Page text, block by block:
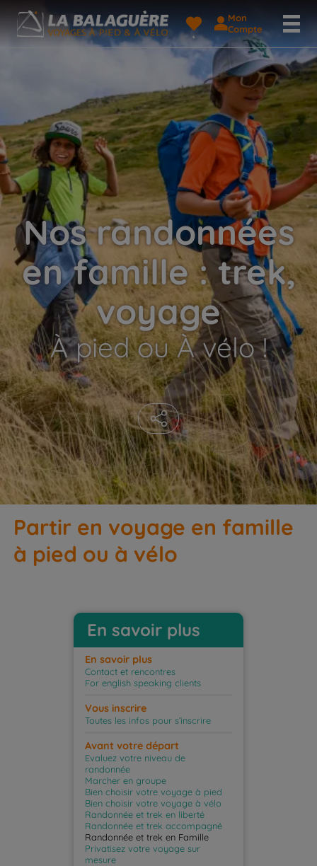
Mon
Compte
Nos randonnées
en famille : trek,
voyage
À pied ou À vélo !
Partir en voyage en famille
à pied ou à vélo
En savoir plus
En savoir plus
Contact et rencontres
For english speaking clients
Vous inscrire
Toutes les infos pour s’inscrire
Avant votre départ
Evaluez votre niveau de
randonnée
Marcher en groupe
Bien choisir votre voyage à pied
Bien choisir votre voyage à vélo
Randonnée et trek en liberté
Randonnée et trek accompagné
Randonnée et trek en Famille
Privatisez votre voyage sur
mesure